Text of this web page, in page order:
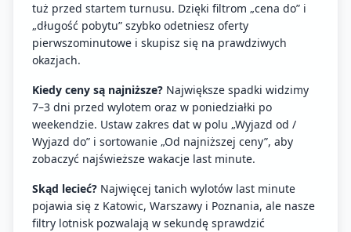
tuż przed startem turnusu. Dzięki filtrom „cena do” i
„długość pobytu” szybko odetniesz oferty
pierwszominutowe i skupisz się na prawdziwych
okazjach.
Kiedy ceny są najniższe? Największe spadki widzimy
7–3 dni przed wylotem oraz w poniedziałki po
weekendzie. Ustaw zakres dat w polu „Wyjazd od /
Wyjazd do” i sortowanie „Od najniższej ceny”, aby
zobaczyć najświeższe wakacje last minute.
Skąd lecieć? Najwięcej tanich wylotów last minute
pojawia się z Katowic, Warszawy i Poznania, ale nasze
filtry lotnisk pozwalają w sekundę sprawdzić